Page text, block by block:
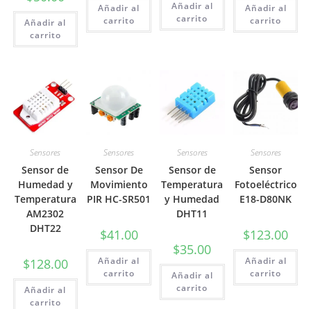
Añadir al
carrito
Añadir al
carrito
Añadir al
carrito
Añadir al
carrito
Sensores
Sensor de
Humedad y
Temperatura
AM2302
DHT22
$128.00
Añadir al
carrito
Sensores
Sensor De
Movimiento
PIR HC-SR501
$41.00
Añadir al
carrito
Sensores
Sensor de
Temperatura
y Humedad
DHT11
$35.00
Añadir al
carrito
Sensores
Sensor
Fotoeléctrico
E18-D80NK
$123.00
Añadir al
carrito